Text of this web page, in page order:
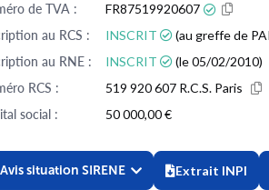
de TVA :
FR87519920607
au RCS :
INSCRIT
(au greffe de
au RNE :
INSCRIT
(le 05/02/2010)
RCS :
519 920 607 R.C.S. Paris
social :
50 000,00 €
Avis situation SIRENE Extrait INPI